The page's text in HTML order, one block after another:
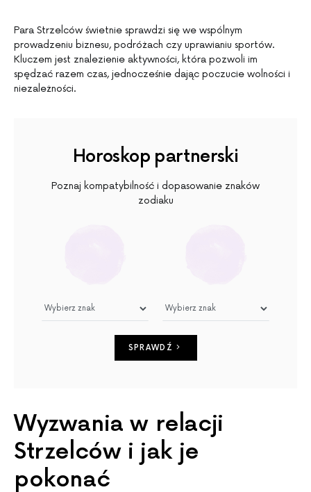
Para Strzelców świetnie sprawdzi się we wspólnym
prowadzeniu biznesu, podróżach czy uprawianiu sportów.
Kluczem jest znalezienie aktywności, która pozwoli im
spędzać razem czas, jednocześnie dając poczucie wolności i
niezależności.
Horoskop partnerski
Poznaj kompatybilność i dopasowanie znaków
zodiaku
SPRAWDŹ
Wyzwania w relacji
Strzelców i jak je
pokonać